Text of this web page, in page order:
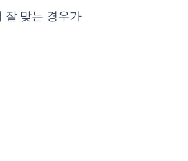
잘 맞는 경우가